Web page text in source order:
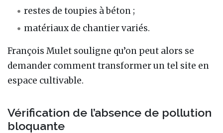
restes de toupies à béton ;
matériaux de chantier variés.
François Mulet souligne qu’on peut alors se
demander comment transformer un tel site en
espace cultivable.
Vérification de l’absence de pollution
bloquante